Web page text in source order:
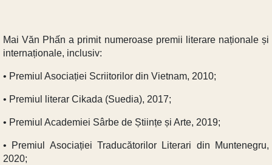
Mai Văn Phấn a primit numeroase premii literare naționale și
internaționale, inclusiv:
• Premiul Asociației Scriitorilor din Vietnam, 2010;
• Premiul literar Cikada (Suedia), 2017;
• Premiul Academiei Sârbe de Științe și Arte, 2019;
• Premiul Asociației Traducătorilor Literari din Muntenegru,
2020;